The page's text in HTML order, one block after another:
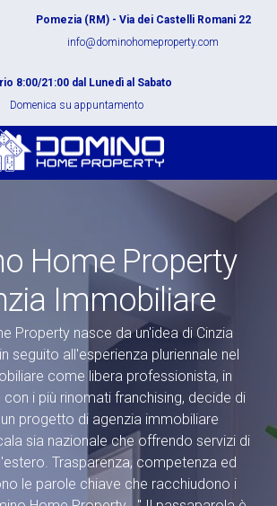
Pomezia (RM) - Via dei Castelli Romani 22
info@dominohomeproperty.com
8:00/21:00 dal Lunedì al Sabato
Domenica su appuntamento
Home Property
Immobiliare
Property nasce da un'idea di Cinzia
seguito all'esperienza pluriennale nel
come libera professionista, in
i più rinomati franchising, decide di
progetto di agenzia immobiliare
sia nazionale che offrendo servizi di
Trasparenza, competenza ed
le parole chiave che racchiudono i